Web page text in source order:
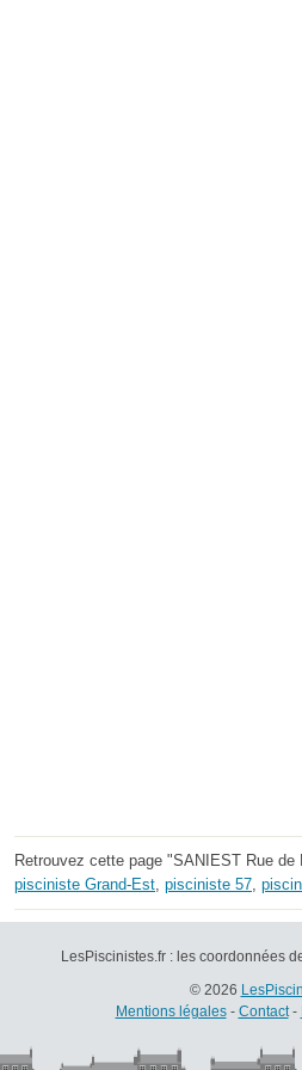
Retrouvez cette page "SANIEST Rue
pisciniste Grand-Est, pisciniste 57,
LesPiscinistes.fr : les coordonnées
© 2026
Mentions légales- Contact-